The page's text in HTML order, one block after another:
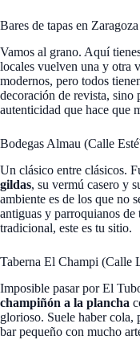
Bares de tapas en
Vamos al grano. Aquí
locales vuelven una y otra
modernos, pero todos
decoración de revista, sino
autenticidad que hace que
Bodegas Almau (Calle
Un clásico entre clásicos.
gildas, su vermú casero y
ambiente es de los que no
antiguas y parroquianos de
tradicional, este es tu sitio.
Taberna El Champi (Calle
Imposible pasar por El
champiñón a la plancha
glorioso. Suele haber cola,
bar pequeño con mucho